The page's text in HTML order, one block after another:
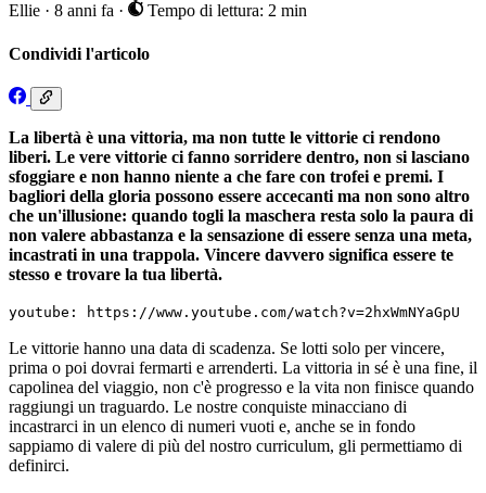
Ellie · 8 anni fa · Tempo di lettura: 2 min
Condividi l'articolo
La libertà è una vittoria, ma non tutte le vittorie ci rendono
liberi. Le vere vittorie ci fanno sorridere dentro, non si lasciano
sfoggiare e non hanno niente a che fare con trofei e premi. I
bagliori della gloria possono essere accecanti ma non sono altro
che un'illusione: quando togli la maschera resta solo la paura di
non valere abbastanza e la sensazione di essere senza una meta,
incastrati in una trappola. Vincere davvero significa essere te
stesso e trovare la tua libertà.
youtube: https://www.youtube.com/watch?v=2hxWmNYaGpU
Le vittorie hanno una data di scadenza. Se lotti solo per vincere,
prima o poi dovrai fermarti e arrenderti. La vittoria in sé è una fine, il
capolinea del viaggio, non c'è progresso e la vita non finisce quando
raggiungi un traguardo. Le nostre conquiste minacciano di
incastrarci in un elenco di numeri vuoti e, anche se in fondo
sappiamo di valere di più del nostro curriculum, gli permettiamo di
definirci.